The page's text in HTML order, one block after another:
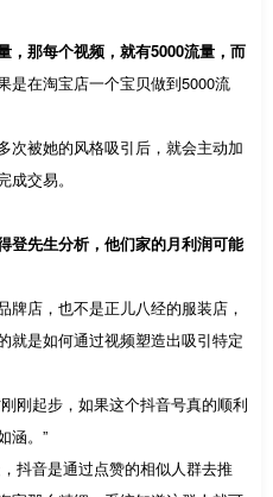
，那每个视频，就有5000流量，而
是在淘宝店一个宝贝做到5000流
被她的风格吸引后，就会主动加
交易。
登先生分析，他们家的月利润可能
店，也不是正儿八经的服装店，
就是如何通过视频塑造出吸引特定
起步，如果这个抖音号真的顺利
涵。”
音是通过点赞的相似人群去推